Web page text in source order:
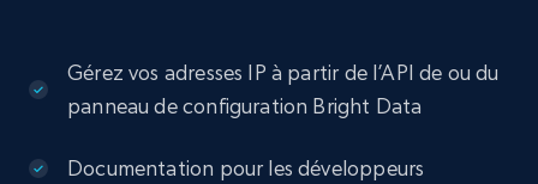
Gérez vos adresses IP à partir de l’API de ou du
panneau de configuration Bright Data
Documentation pour les développeurs